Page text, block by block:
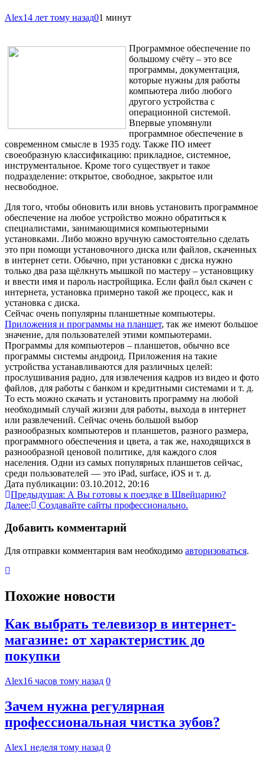
Alex14 лет тому назад01 минут
Программное обеспечение по
большому счёту – это все
программы, документация,
которые нужны для работы
компьютера либо любого
другого устройства с
операционной системой.
Впервые упомянули
программное обеспечение в
современном смысле в 1935 году. Также ПО имеет
своеобразную классификацию: прикладное, системное,
инструментальное. Кроме того существует и такое
подразделение: открытое, свободное, закрытое или
несвободное.
Для того, чтобы обновить или вновь установить программное
обеспечение на любое устройство можно обратиться к
специалистами, занимающимися компьютерными
установками. Либо можно вручную самостоятельно сделать
это при помощи установочного диска или файлов, скаченных
в интернет сети. Обычно, при установки с диска нужно
только два раза щёлкнуть мышкой по мастеру – установщику
и ввести имя и пароль настройщика. Если файл был скачен с
интернета, установка примерно такой же процесс, как и
установка с диска.
Сейчас очень популярны планшетные компьютеры.
Приложения и программы на планшет, так же имеют большое
значение, для пользователей этими компьютерами.
Программы для компьютеров – планшетов, обычно все
программы системы андроид. Приложения на такие
устройства устанавливаются для различных целей:
прослушивания радио, для извлечения кадров из видео и фото
файлов, для работы с банком и кредитными системами и т. д.
То есть можно скачать и установить программу на любой
необходимый случай жизни для работы, выхода в интернет
или развлечений. Сейчас очень большой выбор
разнообразных компьютеров и планшетов, разного размера,
программного обеспечения и цвета, а так же, находящихся в
разнообразной ценовой политике, для каждого слоя
населения. Одни из самых популярных планшетов сейчас,
среди пользователей — это iPad, surface, iOS и т. д.
Дата публикации: 03.10.2012, 20:16
Навигация
по
записям
Предыдущая: А Вы готовы к поездке в Швейцарию?
Далее:
Создавайте сайты профессионально.
Добавить комментарий
Для отправки комментария вам необходимо авторизоваться.
Похожие новости
Как выбрать телевизор в интернет-
магазине: от характеристик до
покупки
Alex16 часов тому назад 0
Зачем нужна регулярная
профессиональная чистка зубов?
Alex1 неделя тому назад 0